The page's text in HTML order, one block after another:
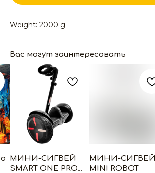
Weight: 2000 g
Вас могут заинтересовать
МИНИ-СИГВЕЙ
SMART ONE PRO
МИНИ-СИГВЕЙ
MINI ROBOT